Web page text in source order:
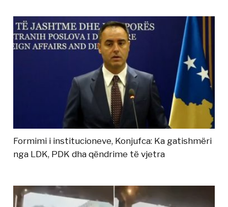
Formimi i institucioneve, Konjufca: Ka gatishmëri
nga LDK, PDK dha qëndrime të vjetra